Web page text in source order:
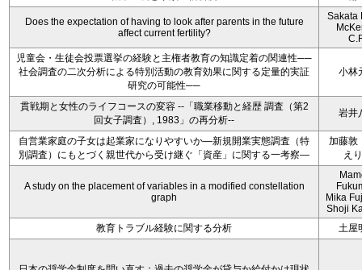
Does the expectation of having to look after parents in the future
affect current fertility?
Sakata
児童会・生徒会投票選挙の経験と主権者教育の知識定着の関連性──
社会調査の二次分析による特別活動の教育効果に関する定量的実証
研究の可能性──
小林
貫戦期と女性のライフコースの変容 --「職業移動と経歴 調査（第2
回女子調査）, 1983」の再分析--
岩井
自営業家庭の子女は起業家になりやすいか―新規開業実態調査（特
別調査）にもとづく親世代から受け継ぐ「資産」に関する一考察―
加藤敦
え
A study on the placement of variables in a modified constellation
graph
Mika
Shoji
教育トラブル経験に関する分析
土屋